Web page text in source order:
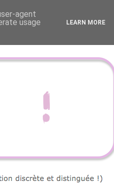
agent
usage
LEARN MORE